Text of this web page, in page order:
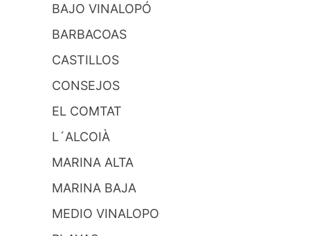
BAJO VINALOPÓ
BARBACOAS
CASTILLOS
CONSEJOS
EL COMTAT
L´ALCOIÀ
MARINA ALTA
MARINA BAJA
MEDIO VINALOPO